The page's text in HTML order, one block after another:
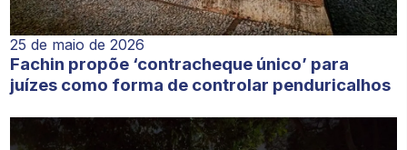
25 de maio de 2026
Fachin propõe ‘contracheque único’ para
juízes como forma de controlar penduricalhos